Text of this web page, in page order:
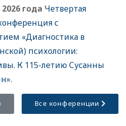
года Четвертая
с
«Диагностика в
психологии:
К 115-летию Сусанны
Все конференции